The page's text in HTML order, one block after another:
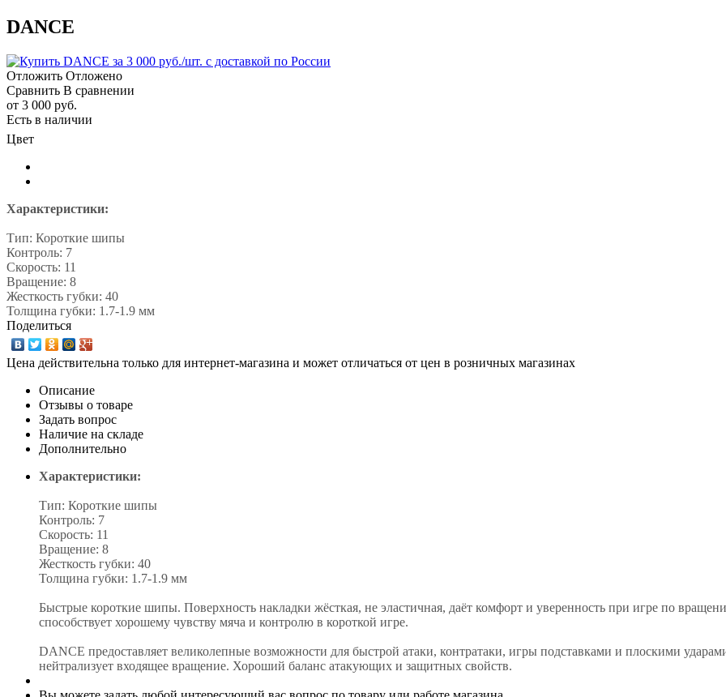
DANCE
Отложить Отложено
Сравнить В сравнении
от 3 000 руб.
Есть в наличии
Цвет
Характеристики:
Тип: Короткие шипы
Контроль: 7
Скорость: 11
Вращение: 8
Жесткость губки: 40
Толщина губки: 1.7-1.9 мм
Поделиться
Цена действительна только для интернет-магазина и может отличаться от цен в розничных магазинах
Описание
Отзывы о товаре
Задать вопрос
Наличие на складе
Дополнительно
Характеристики:
Тип: Короткие шипы
Контроль: 7
Скорость: 11
Вращение: 8
Жесткость губки: 40
Толщина губки: 1.7-1.9 мм
Быстрые короткие шипы. Поверхность накладки жёсткая, не эластичная, даёт комфорт и уверенность при игре по
способствует хорошему чувству мяча и контролю в короткой игре.
DANCE предоставляет великолепные возможности для быстрой атаки, контратаки, игры подставками и плоскими
нейтрализует входящее вращение. Хороший баланс атакующих и защитных свойств.